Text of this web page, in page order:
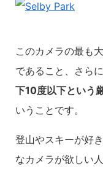
このカメラの最も
であること、さら
下10度以下という
いうことです。
登山やスキーが好
なカメラが欲しい